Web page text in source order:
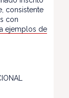
consistente
con
ejemplos de